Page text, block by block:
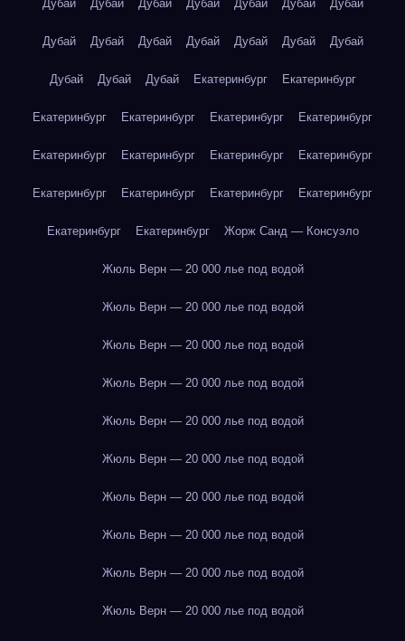
Дубай Дубай Дубай Дубай Дубай Дубай Дубай
Дубай Дубай Дубай Дубай Дубай Дубай Дубай
Дубай Дубай Дубай Екатеринбург Екатеринбург
Екатеринбург Екатеринбург Екатеринбург Екатеринбург
Екатеринбург Екатеринбург Екатеринбург Екатеринбург
Екатеринбург Екатеринбург Екатеринбург Екатеринбург
Екатеринбург Екатеринбург Жорж Санд — Консуэло
Жюль Верн — 20 000 лье под водой
Жюль Верн — 20 000 лье под водой
Жюль Верн — 20 000 лье под водой
Жюль Верн — 20 000 лье под водой
Жюль Верн — 20 000 лье под водой
Жюль Верн — 20 000 лье под водой
Жюль Верн — 20 000 лье под водой
Жюль Верн — 20 000 лье под водой
Жюль Верн — 20 000 лье под водой
Жюль Верн — 20 000 лье под водой